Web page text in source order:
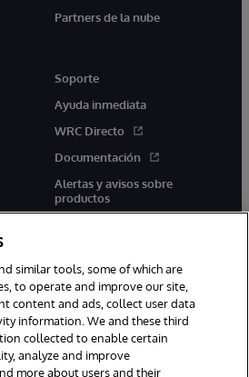
Partners de la nube
Soporte
Ayuda inmediata
WRC Directo
Documentación
Alertas y avisos sobre
productos
linkedin
similar tools, some of which are
to operate and improve our site,
content and ads, collect user data
information. We and these third
collected to enable certain
analyze and improve
more about users and their